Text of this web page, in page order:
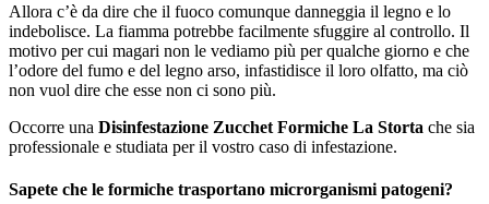
Allora c’è da dire che il fuoco comunque danneggia il legno e lo
indebolisce. La fiamma potrebbe facilmente sfuggire al controllo. Il
motivo per cui magari non le vediamo più per qualche giorno e che
l’odore del fumo e del legno arso, infastidisce il loro olfatto, ma ciò
non vuol dire che esse non ci sono più.
Occorre una Disinfestazione Zucchet Formiche La Storta che sia
professionale e studiata per il vostro caso di infestazione.
Sapete che le formiche trasportano microrganismi patogeni?